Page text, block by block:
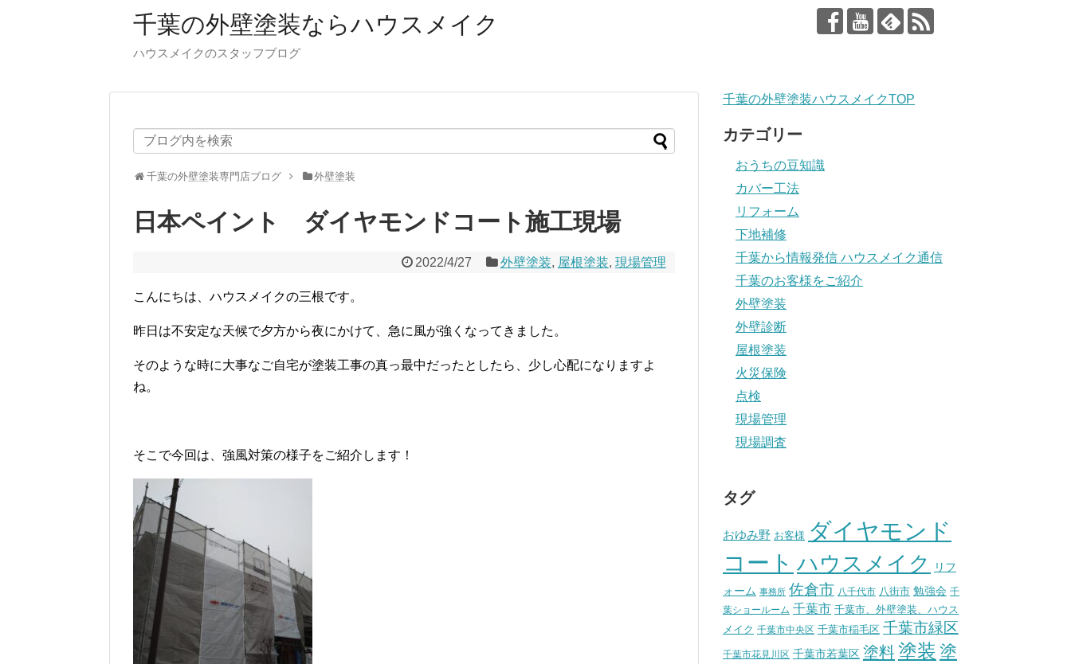
千葉の外壁塗装ならハウスメイク
ハウスメイクのスタッフブログ
千葉の外壁塗装専門店ブログ 外壁塗装
日本ペイント ダイヤモンドコート施工現場
2022/4/27 外壁塗装, 屋根塗装, 現場管理
こんにちは、ハウスメイクの三根です。
昨日は不安定な天候で夕方から夜にかけて、急に風が強くなってきました。
そのような時に大事なご自宅が塗装工事の真っ最中だったとしたら、少し心配になりますよ
ね。
そこで今回は、強風対策の様子をご紹介します！
千葉の外壁塗装ハウスメイクTOP
カテゴリー
おうちの豆知識
カバー工法
リフォーム
下地補修
千葉から情報発信 ハウスメイク通信
千葉のお客様をご紹介
外壁塗装
外壁診断
屋根塗装
火災保険
点検
現場管理
現場調査
タグ
おゆみ野 お客様 ダイヤモンド
コート ハウスメイク
リフ
ォーム 事務所 佐倉市 八千代市 八街市 勉強会 千
葉ショールーム 千葉市 千葉市、外壁塗装、ハウス
メイク 千葉市中央区 千葉市稲毛区 千葉市緑区
千葉市花見川区 千葉市若葉区 塗料塗装 塗